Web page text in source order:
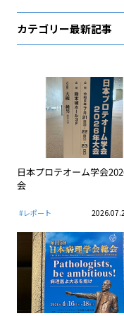
カテゴリー最新記事
日本プロテオーム学会
会
#レポート